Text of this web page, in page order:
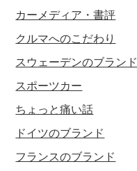
カーメディア・書評
クルマへのこだわり
スウェーデンのブランド
スポーツカー
ちょっと痛い話
ドイツのブランド
フランスのブランド